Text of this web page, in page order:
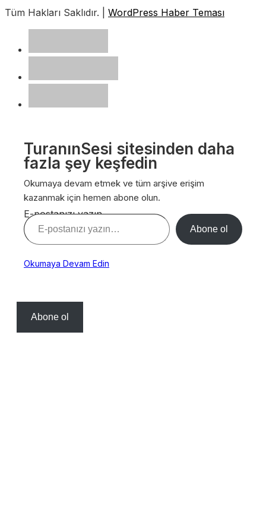
Tüm Hakları Saklıdır. | WordPress Haber Teması
TuranınSesi sitesinden daha
fazla şey keşfedin
Okumaya devam etmek ve tüm arşive erişim
kazanmak için hemen abone olun.
E-postanızı yazın…
Abone ol
Okumaya Devam Edin
Abone ol